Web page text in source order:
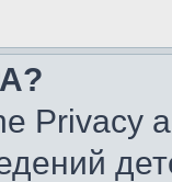
Privacy